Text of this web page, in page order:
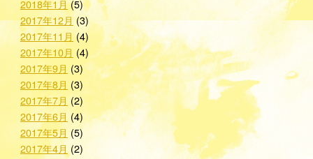
2018年1月(5)
2017年12月(3)
2017年11月(4)
2017年10月 (4)
2017年9月 (3)
2017年8月 (3)
2017年7月(2)
2017年6月(4)
2017年5月(5)
2017年4月(2)